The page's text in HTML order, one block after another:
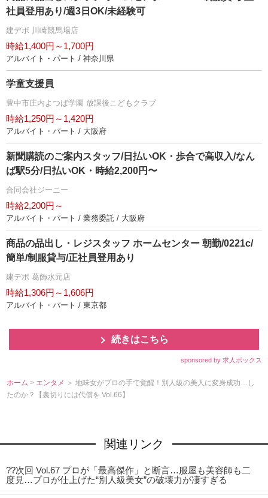
社員登用あり/週3日OK/未経験可
建デポ 川崎競馬場店
時給1,400円～1,700円
アルバイト・パート / 神奈川県
学童支援員
豊中市庄内よつば学園 放課後こどもクラブ
時給1,250円～1,420円
アルバイト・パート / 大阪府
新聞購読のご案内スタッフ/日払いOK・歩合で高収入/なん
ば駅5分/日払いOK・時給2,200円〜
合同会社ジーニー
時給2,200円～
アルバイト・パート / 業務委託 / 大阪府
商品の品出し・レジスタッフ ホームセンター 朝勤/0221c/
簡単/制服貸与/正社員登用あり
建デポ 葛飾水元店
時給1,306円～1,606円
アルバイト・パート / 東京都
続きはこちら
sponsored by 求人ボックス
ホーム > エンタメ ＞ 地味女がプロの手で覚醒！別人級の美人に変身成功…し
たのか？【裏切りには代償を Vol.66】
関連リンク
??次回 Vol.67 プロが「最高傑作」と断言…服屋も美容師も二
度見…プロが仕上げた“別人級美女”の破壊力が凄すぎる